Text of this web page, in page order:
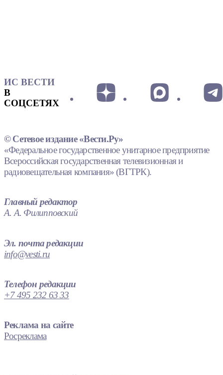
ИС ВЕСТИ
В
СОЦСЕТЯХ
© Сетевое издание «Вести.Ру»
«Федеральное государственное унитарное предприятие
Всероссийская государственная телевизионная и
радиовещательная компания» (ВГТРК).
Главный редактор
А. А. Филипповский
Эл. почта редакции
info@vesti.ru
Телефон редакции
+7 495 232 63 33
Реклама на сайте
Росреклама